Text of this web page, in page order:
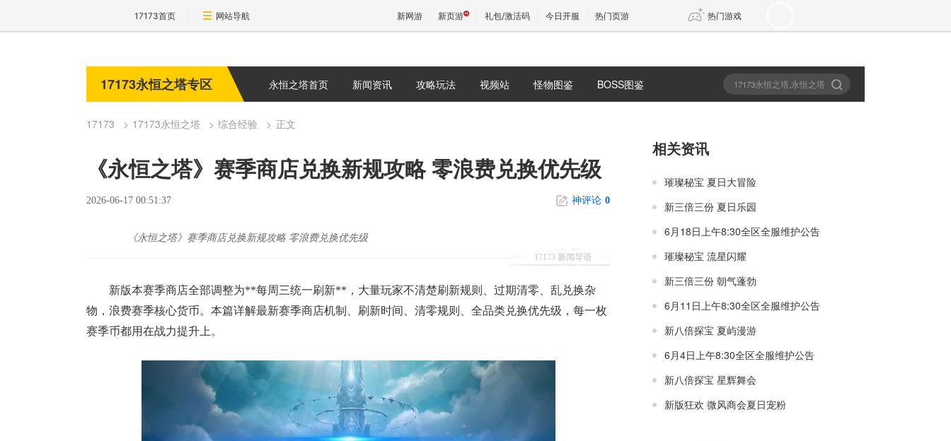
17173首页 网站导航 新网游 新页游 礼包/激活码 今日开服 热门页游 热门游戏
魔兽 传奇4
王权与自由
17173永恒之塔专区 永恒之塔首页 新闻资讯 攻略玩法 视频站 怪物图鉴 BOSS图鉴
17173 17173永恒之塔 综合经验 正文
《永恒之塔》赛季商店兑换新规攻略 零浪费兑换优先级
2026-06-17 00:51:37 神评论 0
17173 新闻导语
《永恒之塔》赛季商店兑换新规攻略 零浪费兑换优先级
新版本赛季商店全部调整为**每周三统一刷新**，大量玩家不清楚刷新规则、过期清零、乱兑换杂
物，浪费赛季核心货币。本篇详解最新赛季商店机制、刷新时间、清零规则、全品类兑换优先级，每一枚
赛季币都用在战力提升上。
相关资讯
璀璨秘宝 夏日大冒险
新三倍三份 夏日乐园
6月18日上午8:30全区全服维护公告
璀璨秘宝 流星闪耀
新三倍三份 朝气蓬勃
6月11日上午8:30全区全服维护公告
新八倍探宝 夏屿漫游
6月4日上午8:30全区全服维护公告
新八倍探宝 星辉舞会
新版狂欢 微风商会夏日宠粉